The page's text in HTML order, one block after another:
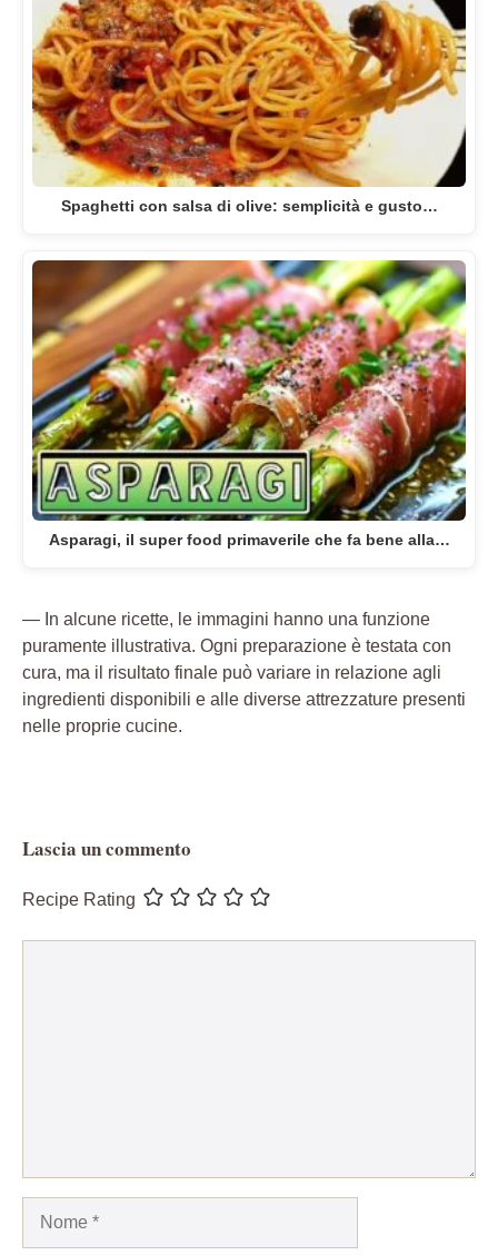
Spaghetti con salsa di olive: semplicità e gusto…
Asparagi, il super food primaverile che fa bene alla…
— In alcune ricette, le immagini hanno una funzione
puramente illustrativa. Ogni preparazione è testata con
cura, ma il risultato finale può variare in relazione agli
ingredienti disponibili e alle diverse attrezzature presenti
nelle proprie cucine.
Lascia un commento
Recipe Rating